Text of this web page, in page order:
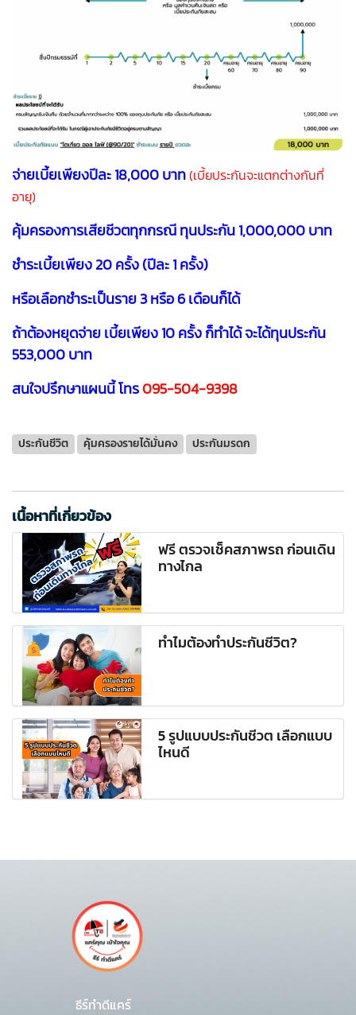
จ่ายเบี้ยเพียงปีละ 18,000 บาท(เบี้ยประกันจะแตกต่างกันที่
อายุ)
คุ้มครองการเสียชีวตทุกกรณี ทุนประกัน 1,000,000 บาท
ชำระเบี้ยเพียง 20 ครั้ง (ปีละ 1 ครั้ง)
หรือเลือกชำระเป็นราย 3 หรือ 6 เดือนก็ได้
ถ้าต้องหยุดจ่าย เบี้ยเพียง 10 ครั้ง ก็ทำได้ จะได้ทุนประกัน
553,000 บาท
สนใจปรึกษาแผนนี้ โทร095-504-9398
ประกันชีวิต คุ้มครองรายได้มั่นคง ประกันมรดก
เนื้อหาที่เกี่ยวข้อง
ฟรี ตรวจเช็คสภาพรถ ก่อนเดิน
ทางไกล
ทำไมต้องทำประกันชีวิต?
5 รูปแบบประกันชีวต เลือกแบบ
ไหนดี
ธีร์ทำดีแคร์